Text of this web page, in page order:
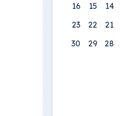
14
15
16
21
22
23
28
29
30